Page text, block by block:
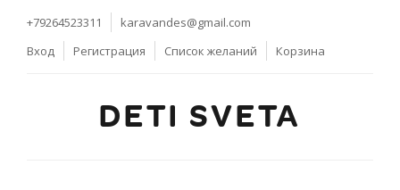
+79264523311
karavandes@gmail.com
Вход
Регистрация Список желаний Корзина
DETI SVETA